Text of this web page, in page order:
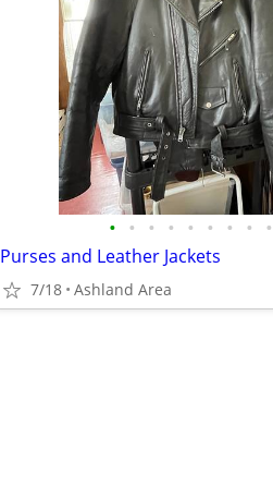
• • • • • • • • •
Purses and Leather Jackets
7/18 Ashland Area